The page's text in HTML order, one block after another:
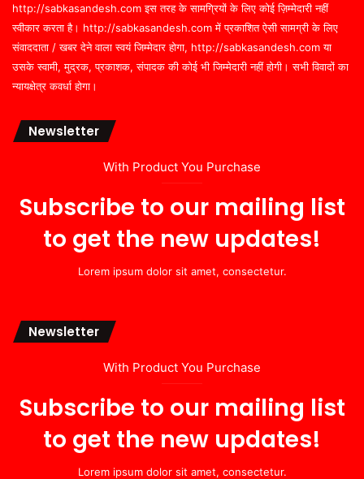
http://sabkasandesh.com इस तरह के सामग्रियों के लिए कोई ज़िम्मेदारी नहीं
स्वीकार करता है। http://sabkasandesh.com में प्रकाशित ऐसी सामग्री के लिए
संवाददाता / खबर देने वाला स्वयं जिम्मेदार होगा, http://sabkasandesh.com या
उसके स्वामी, मुद्रक, प्रकाशक, संपादक की कोई भी जिम्मेदारी नहीं होगी। सभी विवादों का
न्यायक्षेत्र कवर्धा होगा।
Newsletter
With Product You Purchase
Subscribe to our mailing list
to get the new updates!
Lorem ipsum dolor sit amet, consectetur.
Newsletter
With Product You Purchase
Subscribe to our mailing list
to get the new updates!
Lorem ipsum dolor sit amet, consectetur.